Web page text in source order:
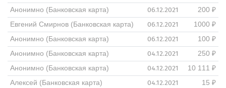
Анонимно (Банковская карта)
06.12.2021
200 ₽
Евгений Смирнов (Банковская карта)
06.12.2021
1000 ₽
Анонимно (Банковская карта)
06.12.2021
100 ₽
Анонимно (Банковская карта)
04.12.2021
250 ₽
Анонимно (Банковская карта)
04.12.2021
10 111 ₽
Алексей (Банковская карта)
04.12.2021
15 ₽